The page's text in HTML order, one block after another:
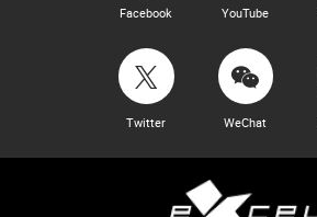
Facebook YouTube
Twitter WeChat